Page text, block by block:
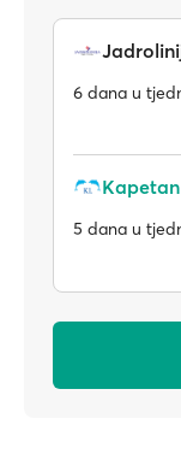
6 dana u
5 dana u